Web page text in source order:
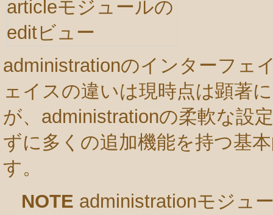
administrationのインターフェ
ェイスの違いは現時点は顕著
が、administrationの柔軟な設
ずに多くの追加機能を持つ基
す。
NOTE administrationモジュ